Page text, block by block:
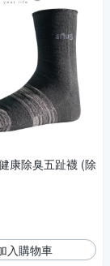
康除臭五趾襪 (除
入購物車